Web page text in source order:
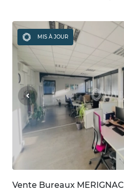
MIS À JOUR
Vente Bureaux MERIGNAC